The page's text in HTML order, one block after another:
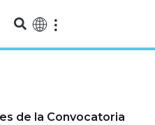
de la Convocatoria